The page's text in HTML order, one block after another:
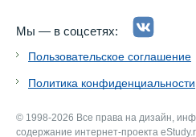
Мы — в соцсетях:
Пользовательское соглашение
Политика конфиденциальности
© 1998-2026 Все права на дизайн,
содержание интернет-проекта